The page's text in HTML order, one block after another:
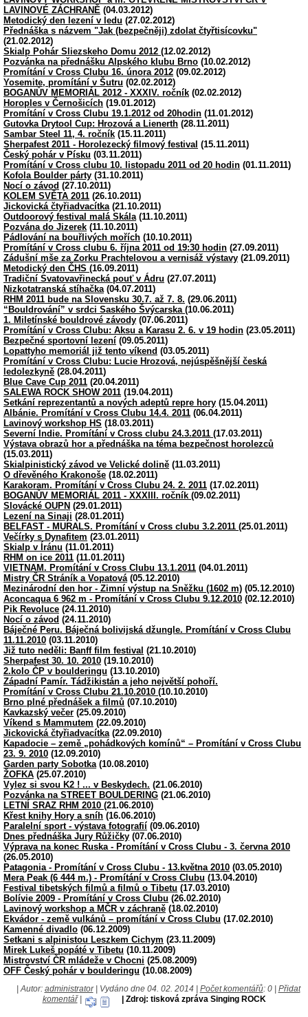
LAVINOVÉ ZÁCHRANĚ (04.03.2012)
Metodický den lezení v ledu (27.02.2012)
Přednáška s názvem "Jak (bezpečněji) zdolat čtyřtisícovku"
(21.02.2012)
Skialp Pohár Sliezskeho Domu 2012 (12.02.2012)
Pozvánka na přednášku Alpského klubu Brno (10.02.2012)
Promítání v Cross Clubu 16. února 2012 (09.02.2012)
Yosemite, promítání v Šutru (02.02.2012)
BOGANŮV MEMORIÁL 2012 - XXXIV. ročník (02.02.2012)
Horoples v Černošicích (19.01.2012)
Promítání v Cross Clubu 19.1.2012 od 20hodin (11.01.2012)
Gutovka Drytool Cup: Hrozová a Lienerth (28.11.2011)
Sambar Steel 11, 4. ročník (15.11.2011)
Sherpafest 2011 - Horolezecký filmový festival (15.11.2011)
Český pohár v Písku (03.11.2011)
Promítání v Cross clubu 10. listopadu 2011 od 20 hodin (01.11.2011)
Kofola Boulder párty (31.10.2011)
Nocí o závod (27.10.2011)
KOLEM SVĚTA 2011 (26.10.2011)
Jickovická čtyřiadvacítka (21.10.2011)
Outdoorový festival malá Skála (11.10.2011)
Pozvána do Jizerek (11.10.2011)
Pádlování na bouřlivých mořích (10.10.2011)
Promítání v Cross clubu 6. října 2011 od 19:30 hodin (27.09.2011)
Zádušní mše za Zorku Prachtelovou a vernisáž výstavy (21.09.2011)
Metodický den ČHS (16.09.2011)
Tradiční Svatovavřinecká pouť v Ádru (27.07.2011)
Nizkotatranská stíhačka (04.07.2011)
RHM 2011 bude na Slovensku 30.7. až 7. 8. (29.06.2011)
“Bouldrování” v srdci Saského Švýcarska (10.06.2011)
1. Miletínské bouldrové závody (07.06.2011)
Promítání v Cross Clubu: Aksu a Karasu 2. 6. v 19 hodin (23.05.2011)
Bezpečné sportovní lezení (09.05.2011)
Lopattyho memoriál již tento víkend (03.05.2011)
Promítání v Cross Clubu: Lucie Hrozová, nejúspěšnější česká
ledolezkyně (28.04.2011)
Blue Cave Cup 2011 (20.04.2011)
SALEWA ROCK SHOW 2011 (19.04.2011)
Setkání reprezentantů a nových adeptů repre hory (15.04.2011)
Albánie. Promítání v Cross Clubu 14.4. 2011 (06.04.2011)
Lavinový workshop HS (18.03.2011)
Severní Indie. Promítání v Cross clubu 24.3.2011 (17.03.2011)
Výstava obrazů hor a přednáška na téma bezpečnost horolezců
(15.03.2011)
Skialpinistický závod ve Velické dolině (11.03.2011)
O dřevěného Krakonoše (18.02.2011)
Karakoram. Promítání v Cross Clubu 24. 2. 2011 (17.02.2011)
BOGANŮV MEMORIÁL 2011 - XXXIII. ročník (09.02.2011)
Slovácké OUPN (29.01.2011)
Lezení na Sinaji (28.01.2011)
BELFAST - MURALS. Promítání v Cross clubu 3.2.2011 (25.01.2011)
Večírky s Dynafitem (23.01.2011)
Skialp v Íránu (11.01.2011)
RHM on ice 2011 (11.01.2011)
VIETNAM. Promítání v Cross Clubu 13.1.2011 (04.01.2011)
Mistry ČR Stráník a Vopatová (05.12.2010)
Mezinárodní den hor - Zimní výstup na Sněžku (1602 m) (05.12.2010)
Aconcaqua 6 962 m - Promítání v Cross Clubu 9.12.2010 (02.12.2010)
Pik Revoluce (24.11.2010)
Nocí o závod (24.11.2010)
Báječné Peru. Báječná bolivijská džungle. Promítání v Cross Clubu
11.11.2010 (03.11.2010)
Již tuto neděli: Banff film festival (21.10.2010)
Sherpafest 30. 10. 2010 (19.10.2010)
2.kolo ČP v boulderingu (13.10.2010)
Západní Pamír. Tádžikistán a jeho největší pohoří.
Promítání v Cross Clubu 21.10.2010 (10.10.2010)
Brno plné přednášek a filmů (07.10.2010)
Kavkazský večer (25.09.2010)
Víkend s Mammutem (22.09.2010)
Jickovická čtyřiadvacítka (22.09.2010)
Kapadocie – země „pohádkových komínů“ – Promítání v Cross Clubu
23. 9. 2010 (12.09.2010)
Garden party Sobotka (10.08.2010)
ŽOFKA (25.07.2010)
Vylez si svou K2 ! ... v Beskydech. (21.06.2010)
Pozvánka na STREET BOULDERING (21.06.2010)
LETNÍ SRAZ RHM 2010 (21.06.2010)
Křest knihy Hory a sníh (16.06.2010)
Paralelní sport - výstava fotografií (09.06.2010)
Dnes přednáška Jury Růžičky (07.06.2010)
Výprava na konec Ruska - Promítání v Cross Clubu - 3. června 2010
(26.05.2010)
Patagonia - Promítání v Cross Clubu - 13.května 2010 (03.05.2010)
Mera Peak (6 444 m.) - Promítání v Cross Clubu (13.04.2010)
Festival tibetských filmů a filmů o Tibetu (17.03.2010)
Bolívie 2009 - Promítání v Cross Clubu (26.02.2010)
Lavinový workshop a MČR v záchraně (18.02.2010)
Ekvádor - země vulkánů – promítání v Cross Clubu (17.02.2010)
Kamenné divadlo (06.12.2009)
Setkani s alpinistou Leszkem Cichym (23.11.2009)
Mirek Lukeš popáté v Tibetu (10.11.2009)
Mistrovství ČR mládeže v Chocni (25.08.2009)
OFF Český pohár v boulderingu (10.08.2009)
| Autor: administrator| Vydáno dne 04. 02. 2014 | Počet komentářů: 0 | Přidat
komentář| | Zdroj: tisková zpráva Singing ROCK